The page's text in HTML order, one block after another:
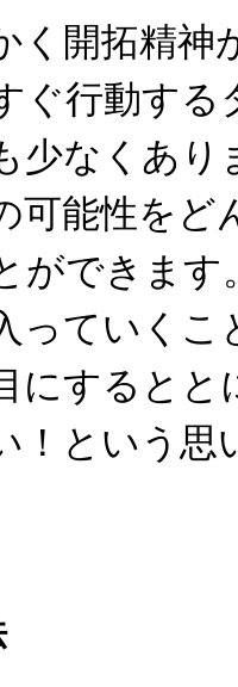
く開拓精神
ぐ行動する
少なくあり
可能性をど
ができます
っていくこ
にすると
！という思